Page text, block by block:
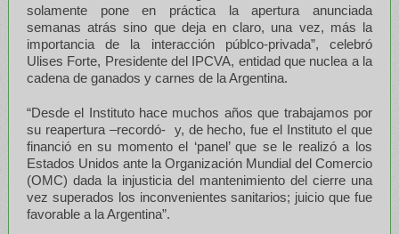
solamente pone en práctica la apertura anunciada
semanas atrás sino que deja en claro, una vez, más la
importancia de la interacción públco-privada”, celebró
Ulises Forte, Presidente del IPCVA, entidad que nuclea a la
cadena de ganados y carnes de la Argentina.
“Desde el Instituto hace muchos años que trabajamos por
su reapertura –recordó- y, de hecho, fue el Instituto el que
financió en su momento el ‘panel’ que se le realizó a los
Estados Unidos ante la Organización Mundial del Comercio
(OMC) dada la injusticia del mantenimiento del cierre una
vez superados los inconvenientes sanitarios; juicio que fue
favorable a la Argentina”.